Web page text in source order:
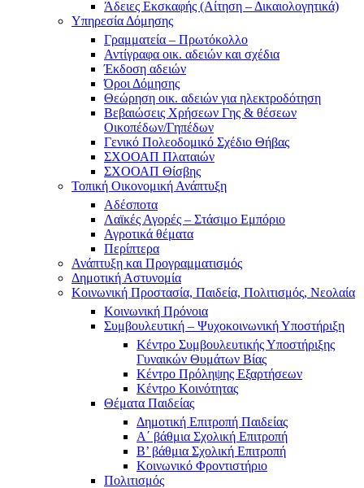
Άδειες Εκσκαφής (Αίτηση – Δικαιολογητικά)
Υπηρεσία Δόμησης
Γραμματεία – Πρωτόκολλο
Αντίγραφα οικ. αδειών και σχέδια
Έκδοση αδειών
Όροι Δόμησης
Θεώρηση οικ. αδειών για ηλεκτροδότηση
Βεβαιώσεις Χρήσεων Γης & θέσεων
Οικοπέδων/Γηπέδων
Γενικό Πολεοδομικό Σχέδιο Θήβας
ΣΧΟΟΑΠ Πλαταιών
ΣΧΟΟΑΠ Θίσβης
Τοπική Οικονομική Ανάπτυξη
Αδέσποτα
Λαϊκές Αγορές – Στάσιμο Εμπόριο
Αγροτικά θέματα
Περίπτερα
Ανάπτυξη και Προγραμματισμός
Δημοτική Αστυνομία
Κοινωνική Προστασία, Παιδεία, Πολιτισμός, Νεολαία
Κοινωνική Πρόνοια
Συμβουλευτική – Ψυχοκοινωνική Υποστήριξη
Κέντρο Συμβουλευτικής Υποστήριξης
Γυναικών Θυμάτων Βίας
Κέντρο Πρόληψης Εξαρτήσεων
Κέντρο Κοινότητας
Θέματα Παιδείας
Δημοτική Επιτροπή Παιδείας
Α΄ βάθμια Σχολική Επιτροπή
B’ βάθμια Σχολική Επιτροπή
Κοινωνικό Φροντιστήριο
Πολιτισμός